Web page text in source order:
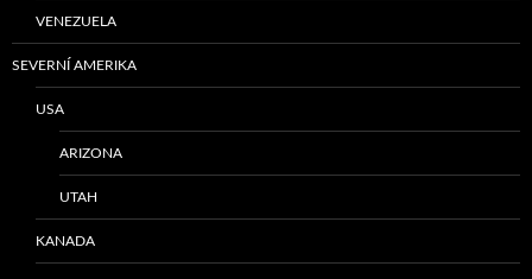
VENEZUELA
SEVERNÍ AMERIKA
USA
ARIZONA
UTAH
KANADA